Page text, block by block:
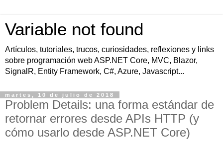
Variable not found
Artículos, tutoriales, trucos, curiosidades, reflexiones y links
sobre programación web ASP.NET Core, MVC, Blazor,
SignalR, Entity Framework, C#, Azure, Javascript...
martes, 10 de julio de 2018
Problem Details: una forma estándar de
retornar errores desde APIs HTTP (y
cómo usarlo desde ASP.NET Core)